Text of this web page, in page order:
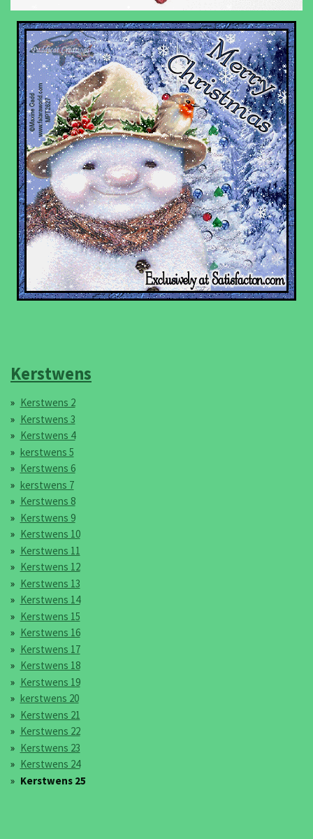
Kerstwens
Kerstwens 2
Kerstwens 3
Kerstwens 4
kerstwens 5
Kerstwens 6
kerstwens 7
Kerstwens 8
Kerstwens 9
Kerstwens 10
Kerstwens 11
Kerstwens 12
Kerstwens 13
Kerstwens 14
Kerstwens 15
Kerstwens 16
Kerstwens 17
Kerstwens 18
Kerstwens 19
kerstwens 20
Kerstwens 21
Kerstwens 22
Kerstwens 23
Kerstwens 24
Kerstwens 25